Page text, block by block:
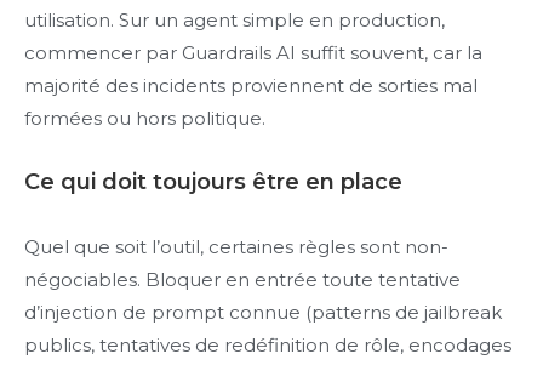
utilisation. Sur un agent simple en production,
commencer par Guardrails AI suffit souvent, car la
majorité des incidents proviennent de sorties mal
formées ou hors politique.
Ce qui doit toujours être en place
Quel que soit l’outil, certaines règles sont non-
négociables. Bloquer en entrée toute tentative
d’injection de prompt connue (patterns de jailbreak
publics, tentatives de redéfinition de rôle, encodages